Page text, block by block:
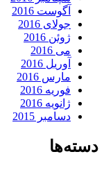
آگوست 2016
جولای 2016
ژوئن 2016
می 2016
آوریل 2016
مارس 2016
فوریه 2016
ژانویه 2016
دسامبر 2015
دسته‌ها